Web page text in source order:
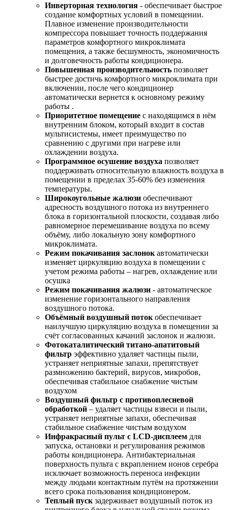
Инверторная технология - обеспечивает быстрое
создание комфортных условий в помещении.
Плавное изменение производительности
компрессора повышает точность поддержания
параметров комфортного микроклимата
помещения, а также бесшумность, экономичность
и долговечность работы кондиционера.
Повышенная производительность позволяет
быстрее достичь комфортного микроклимата при
включении, после чего кондиционер
автоматически вернется к основному режиму
работы .
Приоритетное помещение с находящимся в нём
внутренним блоком, который входит в состав
мультисистемы, имеет преимущество по
сравнению с другими при нагреве или
охлаждении воздуха.
Программное осушение воздуха позволяет
поддерживать относительную влажность воздуха в
помещении в пределах 35-60% без изменения
температуры.
Широкоугольные жалюзи обеспечивают
адресность воздушного потока из внутреннего
блока в горизонтальной плоскости, создавая либо
равномерное перемешивание воздуха по всему
объёму, либо локальную зону комфортного
микроклимата.
Режим покачивания заслонок автоматически
изменяет циркуляцию воздуха в помещении с
учетом режима работы – нагрев, охлаждение или
осушка
Режим покачивания жалюзи - автоматическое
изменение горизонтального направления
воздушного потока.
Объёмный воздушный поток обеспечивает
наилучшую циркуляцию воздуха в помещении за
счёт согласованных качаний заслонок и жалюзи.
Фотокаталитический титано-апатитовый
фильтр эффективно удаляет частицы пыли,
устраняет неприятные запахи, препятствует
размножению бактерий, вирусов, микробов,
обеспечивая стабильное снабжение чистым
воздухом
Воздушный фильтр с противоплесневой
обработкой – удаляет частицы взвеси и пыли,
устраняет неприятные запахи, обеспечивая
стабильное снабжение чистым воздухом
Инфракрасный пульт с LCD-дисплеем для
запуска, остановки и регулирования режимов
работы кондиционера. Антибактериальная
поверхность пульта с вкраплением ионов серебра
исключает возможность переноса инфекции
между людьми контактным путём на протяжении
всего срока пользования кондиционером.
Теплый пуск задерживает воздушный поток из